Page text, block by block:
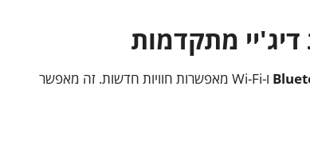
דיג'יי מתקדמות
ו-Wi-Fi מאפשרות חוויות חדשות. זה מאפשר